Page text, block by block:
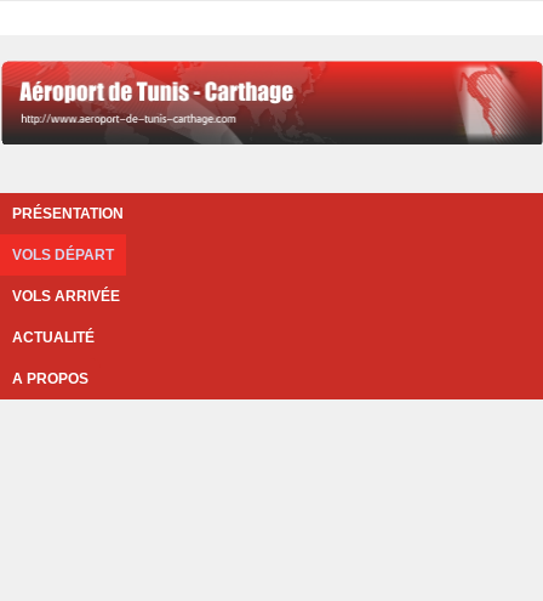
PRÉSENTATION
VOLS DÉPART
VOLS ARRIVÉE
ACTUALITÉ
A PROPOS